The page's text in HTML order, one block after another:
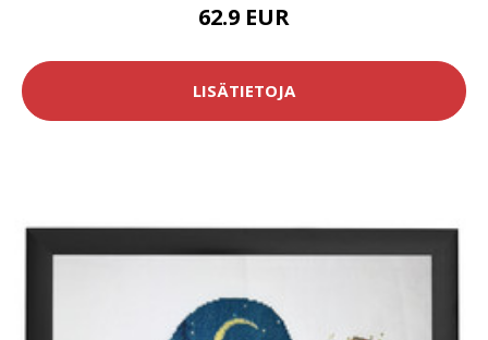
62.9 EUR
LISÄTIETOJA